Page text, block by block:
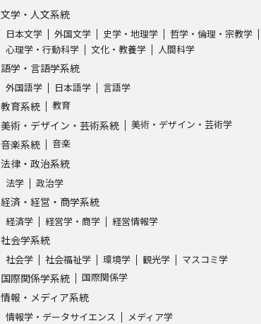
文学・人文系統
日本文学 外国文学 史学・地理学
哲学・倫理・宗教学
心理学・行動科学
文化・教養学 人間科学
語学・言語学系統
外国語学 日本語学 言語学
教育系統 教育
美術・デザイン・芸術系統 美術・デザイン・芸術学
音楽系統 音楽
法律・政治系統
法学 政治学
経済・経営・商学系統
経済学 経営学・商学 経営情報学
社会学系統
社会学 社会福祉学 環境学 観光学 マスコミ学
国際関係学系統 国際関係学
情報・メディア系統
情報学・データサイエンス メディア学